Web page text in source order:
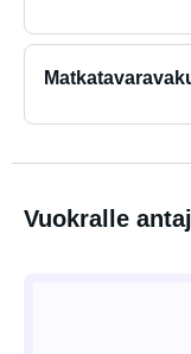
Vuokralle